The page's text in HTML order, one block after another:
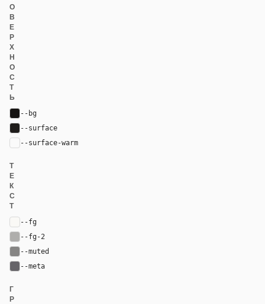
О
В
Е
Р
Х
Н
О
С
Т
Ь
--bg
--surface
--surface-warm
Т
Е
К
С
Т
--fg
--fg-2
--muted
--meta
Г
Р